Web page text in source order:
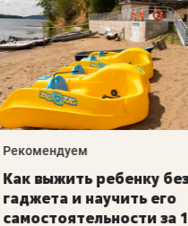
Рекомендуем
Как выжить ребенку без
гаджета и научить его
самостоятельности за 18